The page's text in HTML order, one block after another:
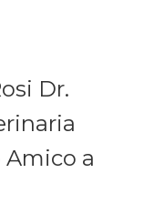
Dr.
Amico a